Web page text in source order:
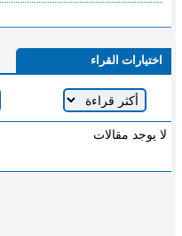
اختيارات القراء
لا يوجد مقالات